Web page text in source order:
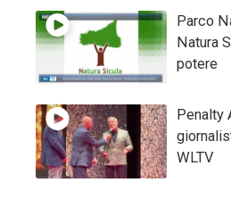
Parco
Natura
potere
Penalty
WLTV